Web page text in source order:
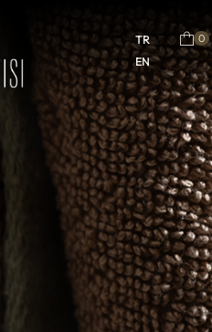
TR
EN
0